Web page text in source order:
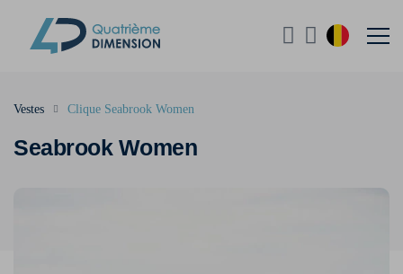
Seabrook Women
Vestes Clique Seabrook Women